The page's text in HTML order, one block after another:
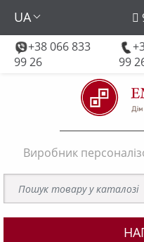
UA
+38 066 833
99 26
99
Виробник